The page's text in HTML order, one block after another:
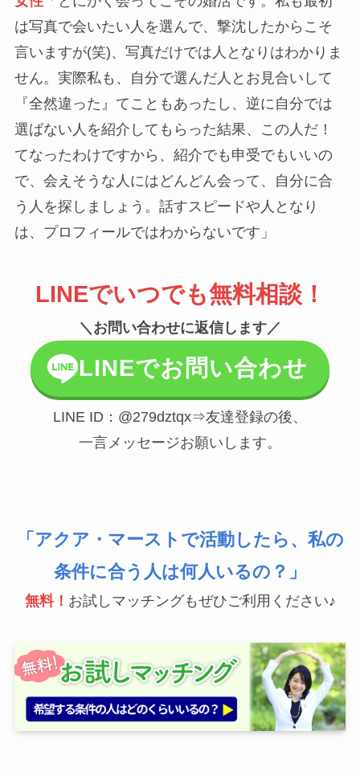
は写真で会いたい人を選んで、撃沈したからこそ
言いますが(笑)、写真だけでは人となりはわかりま
せん。実際私も、自分で選んだ人とお見合いして
『全然違った』てこともあったし、逆に自分では
選ばない人を紹介してもらった結果、この人だ！
てなったわけですから、紹介でも申受でもいいの
で、会えそうな人にはどんどん会って、自分に合
う人を探しましょう。話すスピードや人となり
は、プロフィールではわからないです」
LINEでいつでも無料相談！
＼お問い合わせに返信します／
LINEでお問い合わせ
LINE ID：@279dztqx⇒友達登録の後、
一言メッセージお願いします。
「アクア・マーストで活動したら、私の
条件に合う人は何人いるの？」
無料！ お試しマッチングもぜひご利用ください♪